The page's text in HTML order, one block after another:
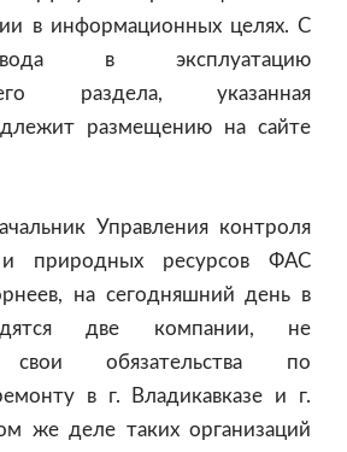
в информационных целях. С
в эксплуатацию
раздела, указанная
размещению на сайте
Управления контроля
и природных ресурсов ФАС
на сегодняшний день в
две компании, не
свои обязательства по
в г. Владикавказе и г.
же деле таких организаций